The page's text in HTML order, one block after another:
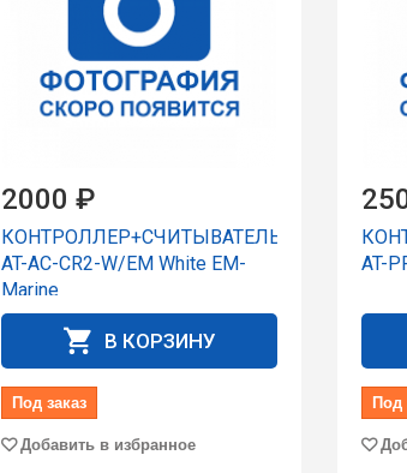
2000 ₽
КОНТРОЛЛЕР+СЧИТЫВАТЕЛЬ
AT-AC-CR2-W/EM White EM-
Marine
В КОРЗИНУ
Под заказ
Добавить в избранное
AT-
Под